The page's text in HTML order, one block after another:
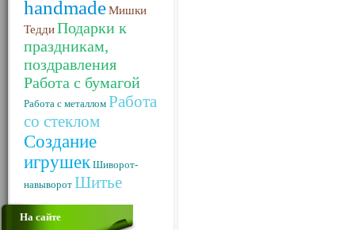
handmadeМишки
ТеддиПодарки к
праздникам,
поздравления
Работа с бумагой
Работа с металлом Работа
со стеклом
Создание
игрушек Шиворот-
навыворот Шитье
На сайте